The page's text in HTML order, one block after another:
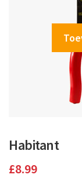
Habitant
£8.99